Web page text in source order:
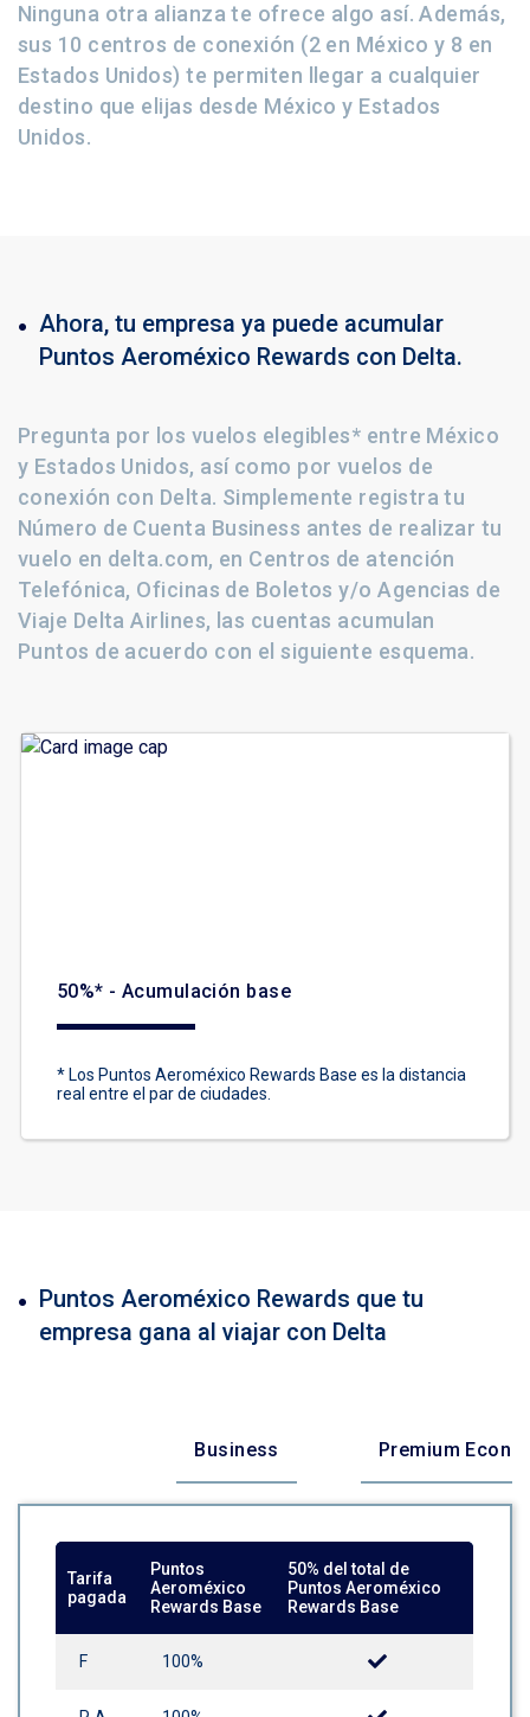
Ninguna otra alianza te ofrece algo así. Además,
sus 10 centros de conexión (2 en México y 8 en
Estados Unidos) te permiten llegar a cualquier
destino que elijas desde México y Estados
Unidos.
Ahora, tu empresa ya puede acumular
Puntos Aeroméxico Rewards con Delta.
Pregunta por los vuelos elegibles* entre México
y Estados Unidos, así como por vuelos de
conexión con Delta. Simplemente registra tu
Número de Cuenta Business antes de realizar tu
vuelo en delta.com, en Centros de atención
Telefónica, Oficinas de Boletos y/o Agencias de
Viaje Delta Airlines, las cuentas acumulan
Puntos de acuerdo con el siguiente esquema.
50%* - Acumulación base
* Los Puntos Aeroméxico Rewards Base es la distancia
real entre el par de ciudades.
Puntos Aeroméxico Rewards que tu
empresa gana al viajar con Delta
Business Premium
Tarifa
pagada
Puntos
Aeroméxico
Rewards Base
50% del total de
Puntos Aeroméxico
Rewards Base
F 100%